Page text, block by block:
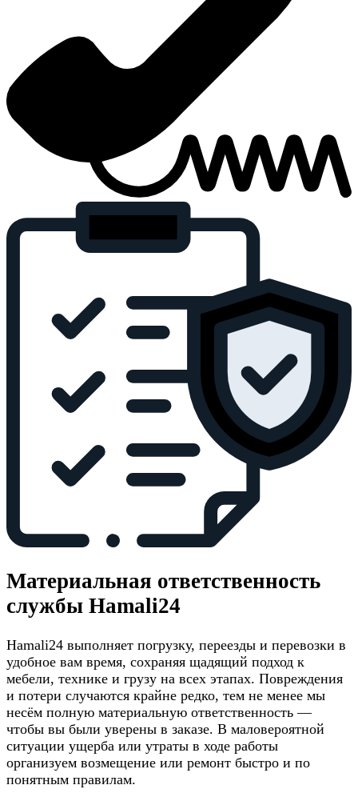
Материальная ответственность
службы Hamali24
Hamali24 выполняет погрузку, переезды и перевозки в
удобное вам время, сохраняя щадящий подход к
мебели, технике и грузу на всех этапах. Повреждения
и потери случаются крайне редко, тем не менее мы
несём полную материальную ответственность —
чтобы вы были уверены в заказе. В маловероятной
ситуации ущерба или утраты в ходе работы
организуем возмещение или ремонт быстро и по
понятным правилам.